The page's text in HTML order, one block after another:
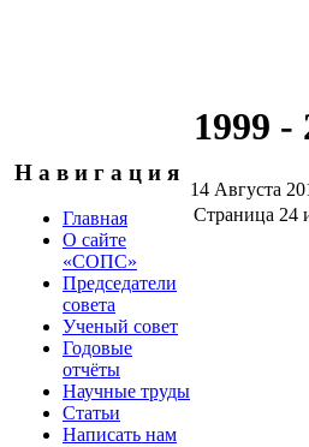
Н а в и г а ц и я
Главная
О сайте
«СОПС»
Председатели
совета
Ученый совет
Годовые
отчёты
Научные труды
Статьи
Написать нам
1999 -
14 Августа
Страница 24